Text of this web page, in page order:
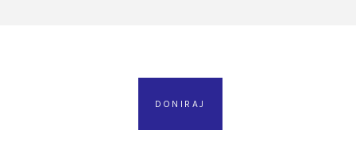
DONIRAJ